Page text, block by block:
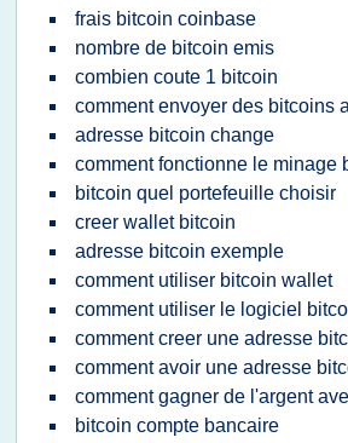
frais bitcoin coinbase
nombre de bitcoin emis
combien coute 1 bitcoin
comment envoyer des bitcoins
adresse bitcoin change
comment fonctionne le minage
bitcoin quel portefeuille choisir
creer wallet bitcoin
adresse bitcoin exemple
comment utiliser bitcoin wallet
comment utiliser le logiciel
comment creer une adresse
comment avoir une adresse
comment gagner de l'argent
bitcoin compte bancaire